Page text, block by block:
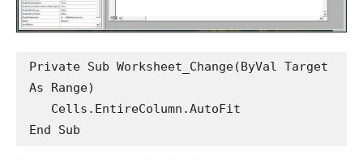
Private Sub Worksheet_Change(ByVal Target
As Range)